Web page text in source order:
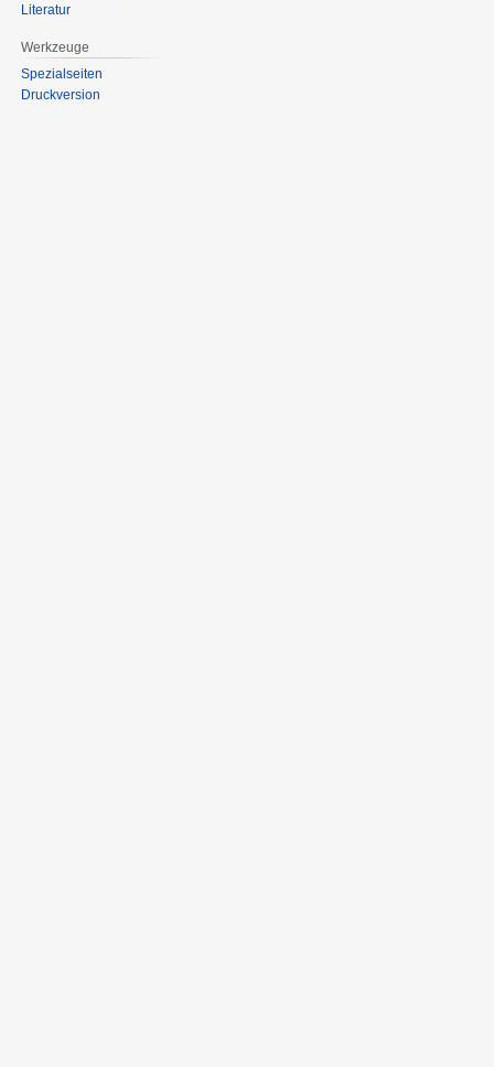
Literatur
Werkzeuge
Spezialseiten
Druckversion